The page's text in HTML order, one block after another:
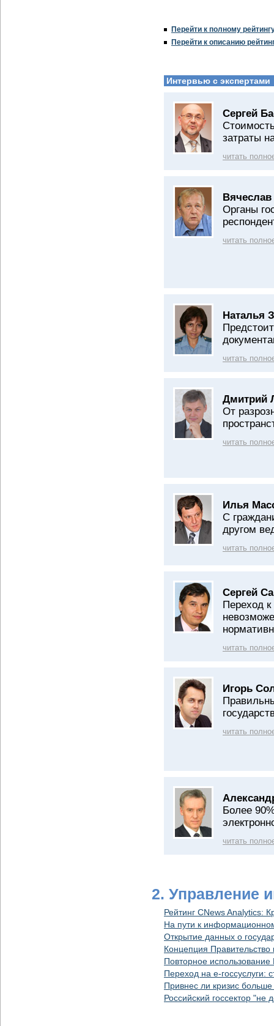
Перейти к полному
Перейти к описанию
Интервью с экспертами
Сергей
затраты
читать
Органы
читать
Наталья
читать
Дмитрий
От
читать
Илья
С
другом
читать
Сергей
Переход к
читать
Игорь
читать
Более
читать
2. Управление
Рейтинг CNews Analytics:
На пути к
Открытие данных о
Концепция
Повторное использование
Переход на e-госсуслуги:
Привнес ли кризис больше
Российский госсектор "не